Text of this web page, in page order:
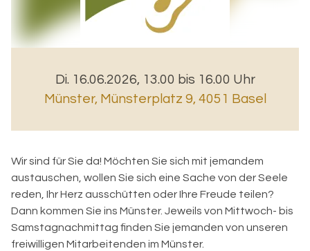
Di. 16.06.2026, 13.00 bis 16.00 Uhr
Münster, Münsterplatz 9, 4051 Basel
Wir sind für Sie da! Möchten Sie sich mit jemandem
austauschen, wollen Sie sich eine Sache von der Seele
reden, Ihr Herz ausschütten oder Ihre Freude teilen?
Dann kommen Sie ins Münster. Jeweils von Mittwoch- bis
Samstagnachmittag finden Sie jemanden von unseren
freiwilligen Mitarbeitenden im Münster.